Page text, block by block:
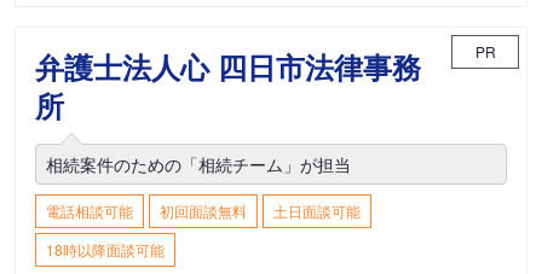
弁護士法人心 四日市法律事務
所
PR
相続案件のための「相続チーム」が担当
電話相談可能 初回面談無料
土日面談可能
18時以降面談可能